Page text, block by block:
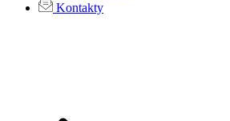
Kontakty